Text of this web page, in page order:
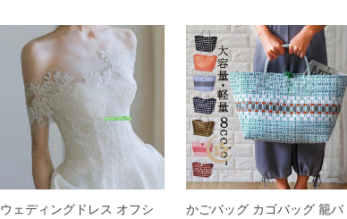
ウェディングドレス オフシ
かごバッグ カゴバッグ 籠バ